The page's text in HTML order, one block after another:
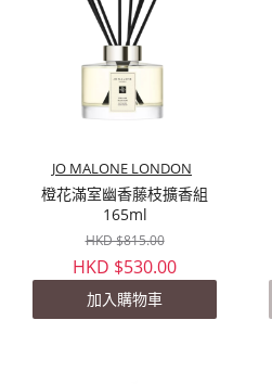
JO MALONE LONDON
橙花滿室幽香藤枝擴香組
165ml
HKD $815.00
HKD $530.00
加入購物車